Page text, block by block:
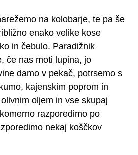
na kolobarje, te pa še
enako velike kose
in čebulo. Paradižnik
če nas moti lupina, jo
damo v pekač, potrsemo s
kajenskim poprom in
oljem in vse skupaj
razporedimo po
nekaj koščkov